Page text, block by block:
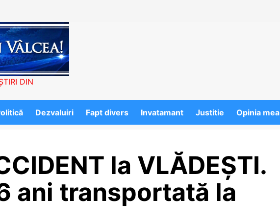
DIN
Dezvaluiri Fapt divers Invatamant Justitie Opinia mea
la VLĂDEȘTI.
ani transportată la